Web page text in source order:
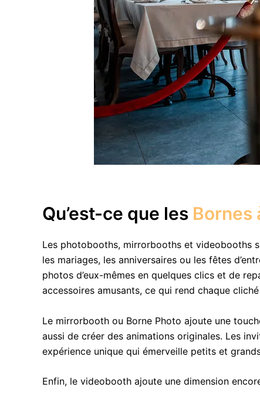
Qu’est-ce que les Bornes
Les photobooths, mirrorbooths et videobooths
les mariages, les anniversaires ou les fêtes
photos d’eux-mêmes en quelques clics et de
accessoires amusants, ce qui rend chaque
Le mirrorbooth ou Borne Photo ajoute une
aussi de créer des animations originales. Les
expérience unique qui émerveille petits et
Enfin, le videobooth ajoute une dimension